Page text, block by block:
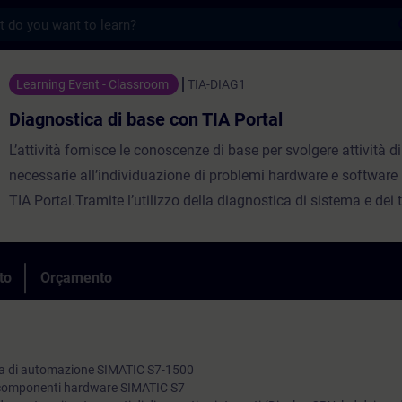
base con TIA Portal - Formação -
Learning Event - Classroom TIA-DIAG1
Diagnostica di base con TIA Portal
L’attività fornisce le conoscenze di base per svolgere attività
necessarie all’individuazione di problemi hardware e
TIA Portal.Tramite l’utilizzo della diagnostica di sistema e dei
sistema di automazione.Verranno inoltre fornite nozioni base
l’identificazione di guasti sulle reti di comunicazione.
Orçamento
automazione SIMATIC S7-1500
hardware SIMATIC S7